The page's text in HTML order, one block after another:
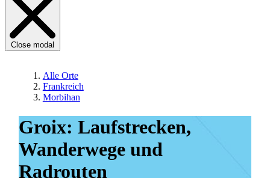
Close modal
Alle Orte
Frankreich
Morbihan
Groix: Laufstrecken,
Wanderwege und
Radrouten